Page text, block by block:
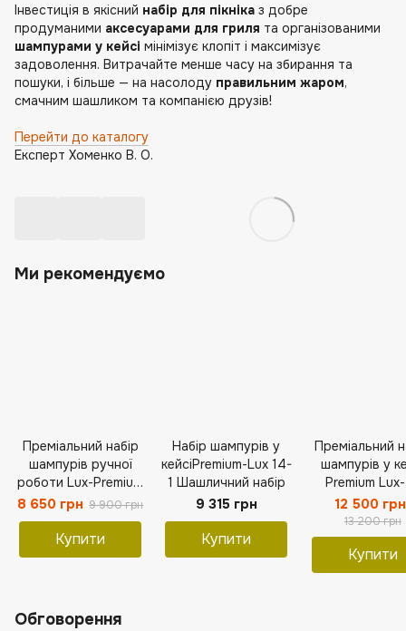
Інвестиція в якісний набір для пікніка з добре
продуманими аксесуарами для гриля та організованими
шампурами у кейсі мінімізує клопіт і максимізує
задоволення. Витрачайте менше часу на збирання та
пошуки, і більше — на насолоду правильним жаром,
смачним шашликом та компанією друзів!
Перейти до каталогу
Експерт Хоменко В. О.
Ми рекомендуємо
Преміальний набір
шампурів ручної
роботи Lux-Premium
№6
8 650 грн 9 900 грн
Купити
Набір шампурів у
кейсіPremium-Lux 14-
1 Шашличний набір
9 315 грн
Купити
Преміальний
шампурів у
Premium
12 500 грн
13 200 грн
Купити
Обговорення